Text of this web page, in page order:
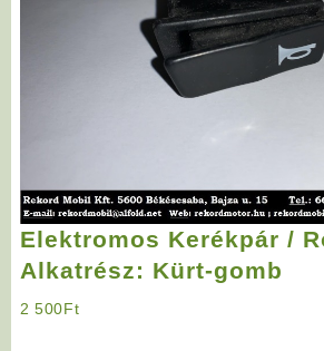
Elektromos Kerékpár /
Alkatrész: Kürt-gomb
2 500Ft